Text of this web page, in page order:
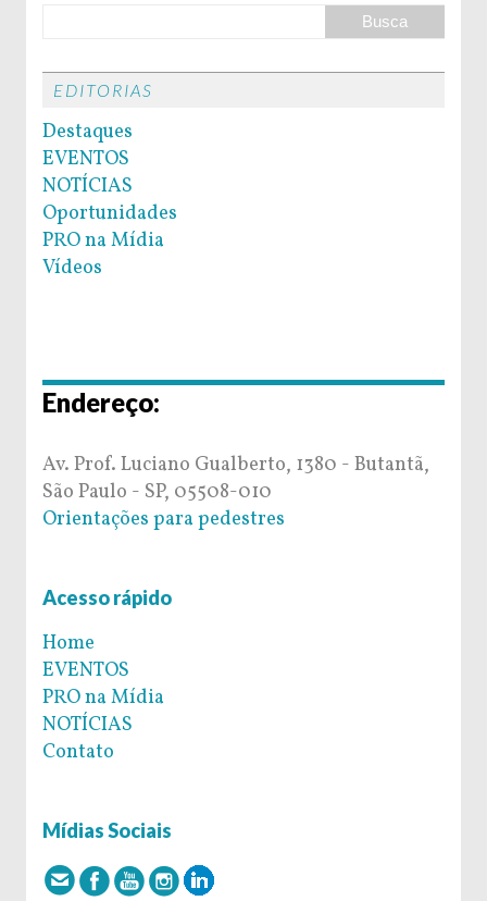
EDITORIAS
Destaques
EVENTOS
NOTÍCIAS
Oportunidades
PRO na Mídia
Vídeos
Endereço:
Av. Prof. Luciano Gualberto, 1380 - Butantã,
São Paulo - SP, 05508-010
Orientações para pedestres
Acesso rápido
Home
EVENTOS
PRO na Mídia
NOTÍCIAS
Contato
Mídias Sociais